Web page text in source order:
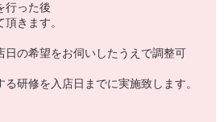
行った後
きます。
日の希望をお伺いしたうえで調整可
研修を入店日までに実施致します。